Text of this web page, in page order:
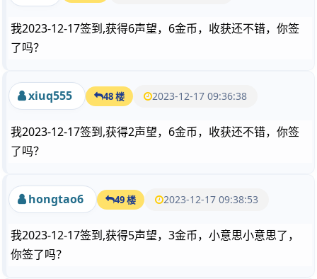
我2023-12-17签到,获得6声望，6金币，收获还不错，你签
了吗？
xiuq555 48 楼 2023-12-17 09:36:38
我2023-12-17签到,获得2声望，6金币，收获还不错，你签
了吗？
hongtao6 49 楼 2023-12-17 09:38:53
我2023-12-17签到,获得5声望，3金币，小意思小意思了，
你签了吗？